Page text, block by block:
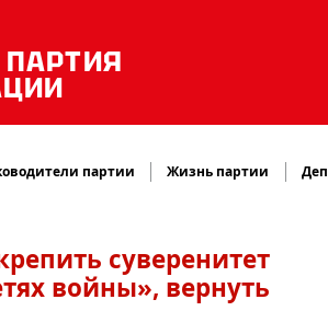
партии Жизнь партии
суверенитет
войны», вернуть